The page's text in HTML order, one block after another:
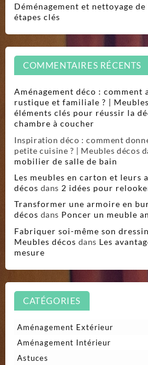
Déménagement et nettoyage
étapes clés
COMMENTAIRES RÉCENTS
Aménagement déco : comment
rustique et familiale ? |
éléments clés pour réussir la
chambre à coucher
Inspiration déco : comment
petite cuisine ? | Meubles décos
mobilier de salle de bain
Les meubles en carton et leurs
décos dans 2 idées pour
Transformer une armoire en
décos dans Poncer un meuble
Fabriquer soi-même son
Meubles décos dans Les
mesure
CATÉGORIES
Aménagement Extérieur
Aménagement Intérieur
Astuces